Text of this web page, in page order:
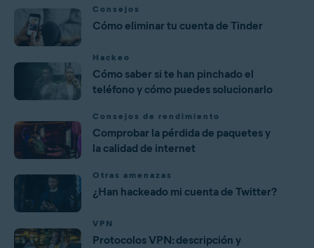
Consejos
Cómo eliminar tu cuenta de Tinder
Hackeo
Cómo saber si te han pinchado el
teléfono y cómo puedes solucionarlo
Consejos de rendimiento
Comprobar la pérdida de paquetes y
la calidad de internet
Otras amenazas
¿Han hackeado mi cuenta de Twitter?
VPN
Protocolos VPN: descripción y